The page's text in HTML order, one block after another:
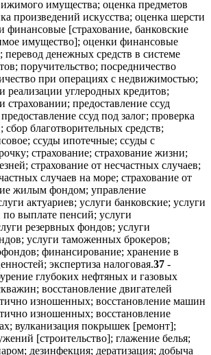
имущества; оценка предметов
произведений искусства; оценка шерсти
финансовые [страхование, банковские
имущество]; оценки финансовые
перевод денежных средств в системе
поручительство; посредничество
при операциях с недвижимостью;
реализации углеродных кредитов;
страховании; предоставление ссуд
ссуд под залог; проверка
благотворительных средств;
ссуды ипотечные; ссуды с
страхование; страхование жизни;
страхование от несчастных случаев;
случаев на море; страхование от
жилым фондом; управление
актуариев; услуги банковские; услуги
по выплате пенсий; услуги
резервных фондов; услуги
услуги таможенных брокеров;
финансирование; хранение в
экспертиза налоговая.37 -
глубоких нефтяных и газовых
восстановление двигателей
изношенных; восстановление машин
изношенных; восстановление
вулканизация покрышек [ремонт];
[строительство]; глажение белья;
дезинфекция; дератизация; добыча